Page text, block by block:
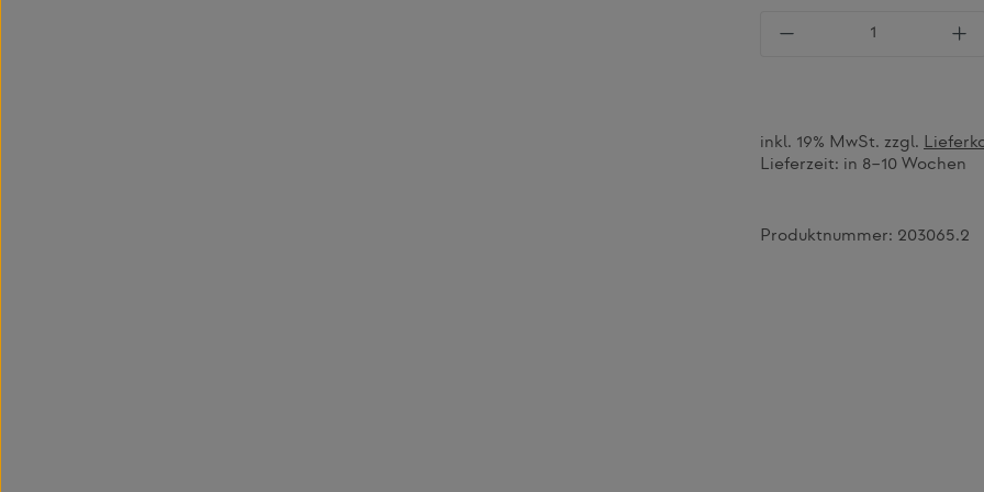
Produkt Anzahl:
inkl. 19% MwSt. zzgl.
Lieferzeit: in 8–10 Wochen
Produktnummer: 203065.2